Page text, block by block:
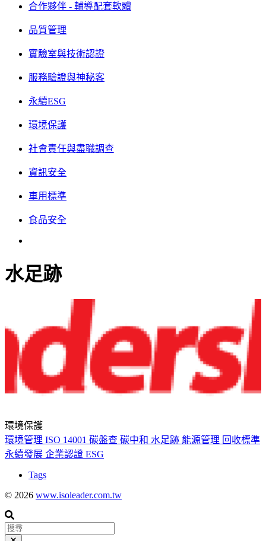
合作夥伴 - 輔導配套軟體
品質管理
實驗室與技術認證
服務驗證與神秘客
永續ESG
環境保護
社會責任與盡職調查
資訊安全
車用標準
食品安全
水足跡
環境保護
環境管理 ISO 14001 碳盤查 碳中和 水足跡 能源管理 回收標準
永續發展 企業認證 ESG
Tags
© 2026 www.isoleader.com.tw